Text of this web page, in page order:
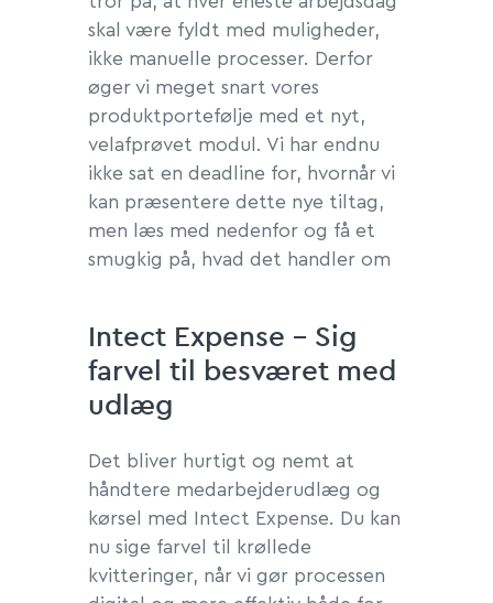
skal være fyldt med muligheder,
ikke manuelle processer. Derfor
øger vi meget snart vores
produktportefølje med et nyt,
velafprøvet modul. Vi har endnu
ikke sat en deadline for, hvornår vi
kan præsentere dette nye tiltag,
men læs med nedenfor og få et
smugkig på, hvad det handler om
Intect Expense - Sig
farvel til besværet med
udlæg
Det bliver hurtigt og nemt at
håndtere medarbejderudlæg og
kørsel med Intect Expense. Du kan
nu sige farvel til krøllede
kvitteringer, når vi gør processen